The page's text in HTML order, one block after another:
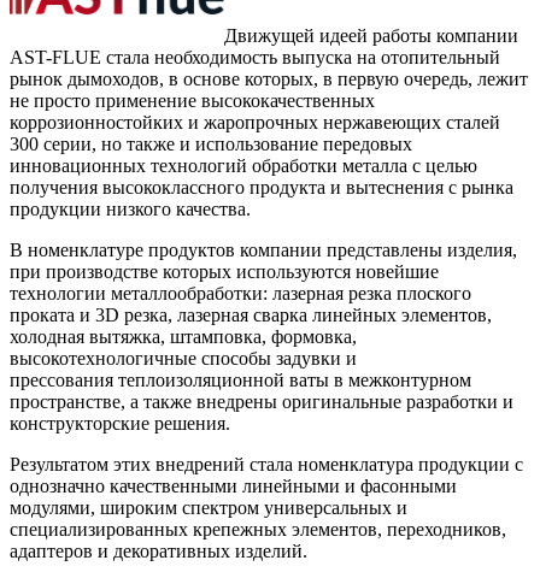
Движущей идеей работы компании
AST-FLUE стала необходимость выпуска на отопительный
рынок дымоходов, в основе которых, в первую очередь, лежит
не просто применение высококачественных
коррозионностойких и жаропрочных нержавеющих сталей
300 серии, но также и использование передовых
инновационных технологий обработки металла с целью
получения высококлассного продукта и вытеснения с рынка
продукции низкого качества.
В номенклатуре продуктов компании представлены изделия,
при производстве которых используются новейшие
технологии металлообработки: лазерная резка плоского
проката и 3D резка, лазерная сварка линейных элементов,
холодная вытяжка, штамповка, формовка,
высокотехнологичные способы задувки и
прессования теплоизоляционной ваты в межконтурном
пространстве, а также внедрены оригинальные разработки и
конструкторские решения.
Результатом этих внедрений стала номенклатура продукции с
однозначно качественными линейными и фасонными
модулями, широким спектром универсальных и
специализированных крепежных элементов, переходников,
адаптеров и декоративных изделий.